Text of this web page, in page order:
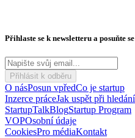
Přihlaste se k newsletteru a posuňte
Přihlásit k odběru
O násPosun vpředCo je startup
Inzerce práceJak uspět při
StartupTalkBlogStartup Program
VOPOsobní údaje
CookiesPro médiaKontakt